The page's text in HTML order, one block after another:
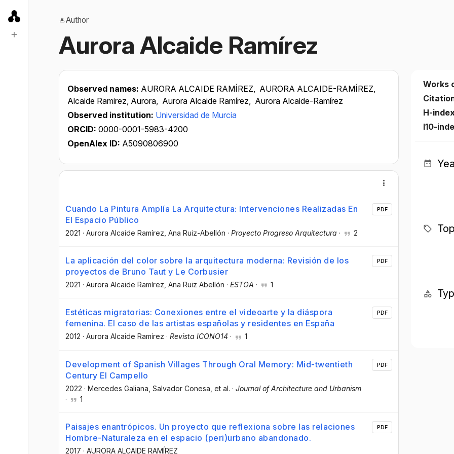
Author
Aurora Alcaide Ramírez
Observed names: AURORA ALCAIDE RAMÍREZ, AURORA ALCAIDE-RAMÍREZ,
Alcaide Ramirez, Aurora, Aurora Alcaide Ramírez, Aurora Alcaide-Ramírez
Observed institution: Universidad de Murcia
ORCID: 0000-0001-5983-4200
OpenAlex ID: A5090806900
Cuando La Pintura Amplía La Arquitectura: Intervenciones Realizadas En
El Espacio Público
2021 · Aurora Alcaide Ramírez , Ana Ruiz-Abellón · Proyecto Progreso Arquitectura · 2
PDF
La aplicación del color sobre la arquitectura moderna: Revisión de los
proyectos de Bruno Taut y Le Corbusier
2021 · Aurora Alcaide Ramírez , Ana Ruiz Abellón · ESTOA · 1
PDF
Estéticas migratorias: Conexiones entre el videoarte y la diáspora
femenina. El caso de las artistas españolas y residentes en España
2012 · Aurora Alcaide Ramírez · Revista ICONO14 · 1
PDF
Development of Spanish Villages Through Oral Memory: Mid-twentieth
Century El Campello
2022 · Mercedes Galiana , Salvador Conesa , et al. · Journal of Architecture and Urbanism
·
1
PDF
Paisajes enantrópicos. Un proyecto que reflexiona sobre las relaciones
Hombre-Naturaleza en el espacio (peri)urbano abandonado.
2017 · AURORA ALCAIDE RAMÍREZ
PDF
Works
H-
I10-